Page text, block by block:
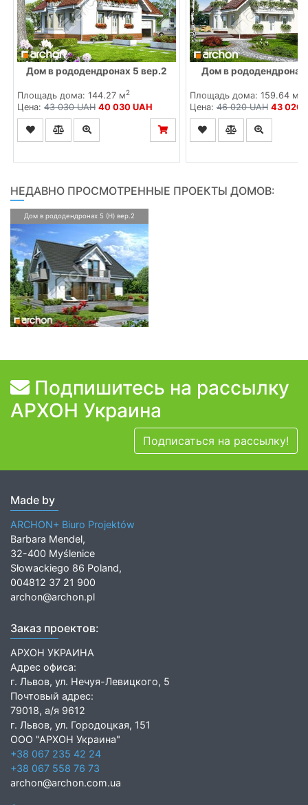
Дом в рододендронах 5 вер.2
Площадь дома: 144.27 м2
Цена: 43 030 UAH 40 030 UAH
Дом в
Площадь дома: 159.64 м
Цена:46 020 UAH 43 020
НЕДАВНО ПРОСМОТРЕННЫЕ ПРОЕКТЫ ДОМОВ:
Дом в рододендронах 5 (H) вер.2
Подпишитесь на рассылку
АРХОН Украина
Подписаться на рассылку!
Made by
ARCHON+ Biuro Projektów
Barbara Mendel,
32-400 Myślenice
Słowackiego 86 Poland,
004812 37 21 900
archon@archon.pl
Заказ проектов:
АРХОН УКРАИНА
Адрес офиса:
г. Львов, ул. Нечуя-Левицкого, 5
Почтовый адрес:
79018, а/я 9612
г. Львов, ул. Городоцкая, 151
ООО "АРХОН Украина"
+38 067 235 42 24
+38 067 558 76 73
archon@archon.com.ua